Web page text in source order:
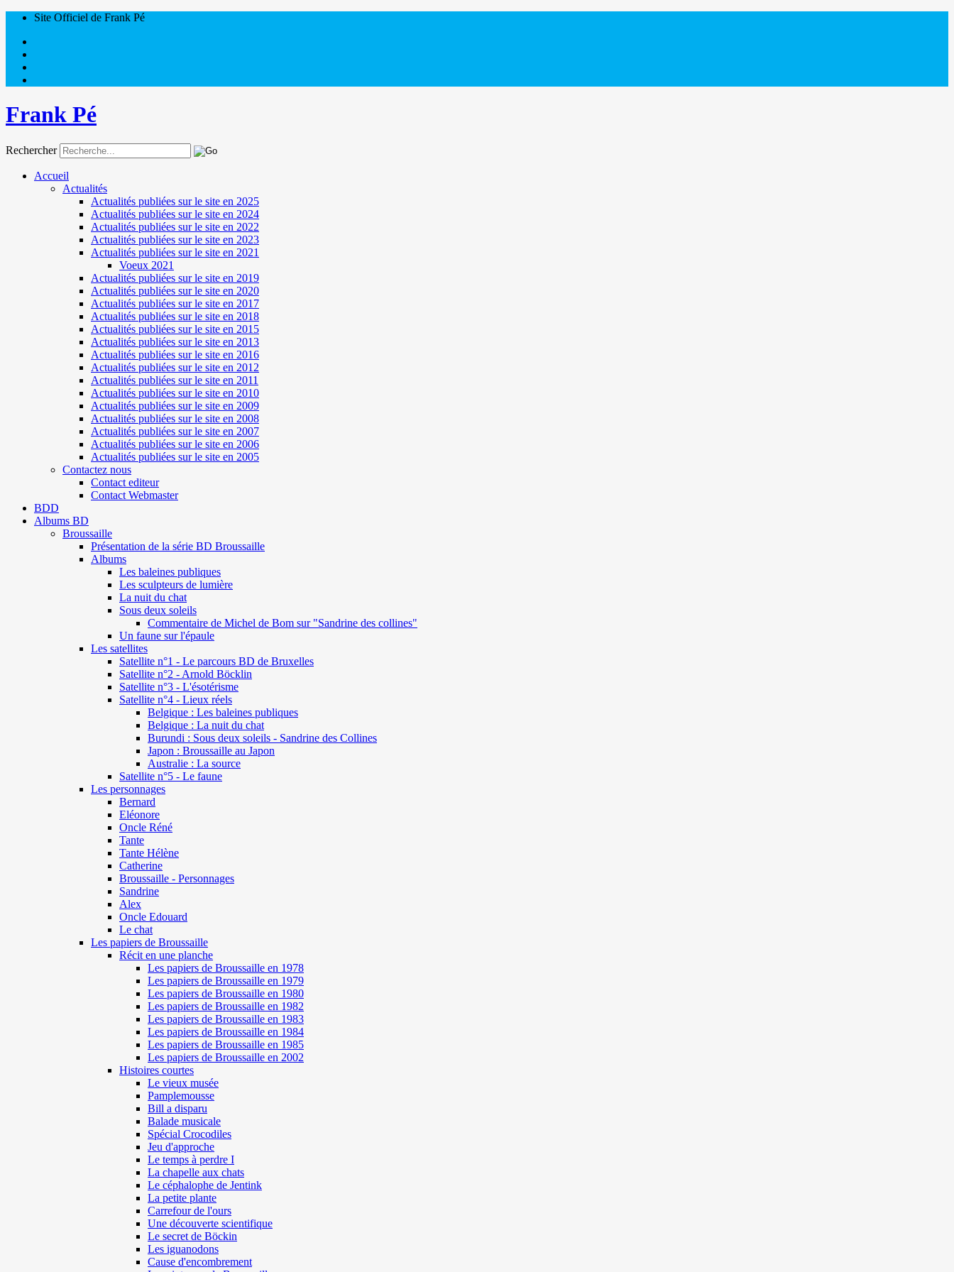
Site Officiel de Frank Pé
Frank Pé
Rechercher
Accueil
Actualités
Actualités publiées sur le site en 2025
Actualités publiées sur le site en 2024
Actualités publiées sur le site en 2022
Actualités publiées sur le site en 2023
Actualités publiées sur le site en 2021
Voeux 2021
Actualités publiées sur le site en 2019
Actualités publiées sur le site en 2020
Actualités publiées sur le site en 2017
Actualités publiées sur le site en 2018
Actualités publiées sur le site en 2015
Actualités publiées sur le site en 2013
Actualités publiées sur le site en 2016
Actualités publiées sur le site en 2012
Actualités publiées sur le site en 2011
Actualités publiées sur le site en 2010
Actualités publiées sur le site en 2009
Actualités publiées sur le site en 2008
Actualités publiées sur le site en 2007
Actualités publiées sur le site en 2006
Actualités publiées sur le site en 2005
Contactez nous
Contact editeur
Contact Webmaster
BDD
Albums BD
Broussaille
Présentation de la série BD Broussaille
Albums
Les baleines publiques
Les sculpteurs de lumière
La nuit du chat
Sous deux soleils
Commentaire de Michel de Bom sur "Sandrine des collines"
Un faune sur l'épaule
Les satellites
Satellite n°1 - Le parcours BD de Bruxelles
Satellite n°2 - Arnold Böcklin
Satellite n°3 - L'ésotérisme
Satellite n°4 - Lieux réels
Belgique : Les baleines publiques
Belgique : La nuit du chat
Burundi : Sous deux soleils - Sandrine des Collines
Japon : Broussaille au Japon
Australie : La source
Satellite n°5 - Le faune
Les personnages
Bernard
Eléonore
Oncle Réné
Tante
Tante Hélène
Catherine
Broussaille - Personnages
Sandrine
Alex
Oncle Edouard
Le chat
Les papiers de Broussaille
Récit en une planche
Les papiers de Broussaille en 1978
Les papiers de Broussaille en 1979
Les papiers de Broussaille en 1980
Les papiers de Broussaille en 1982
Les papiers de Broussaille en 1983
Les papiers de Broussaille en 1984
Les papiers de Broussaille en 1985
Les papiers de Broussaille en 2002
Histoires courtes
Le vieux musée
Pamplemousse
Bill a disparu
Balade musicale
Spécial Crocodiles
Jeu d'approche
Le temps à perdre I
La chapelle aux chats
Le céphalophe de Jentink
La petite plante
Carrefour de l'ours
Une découverte scientifique
Le secret de Böckin
Les iguanodons
Cause d'encombrement